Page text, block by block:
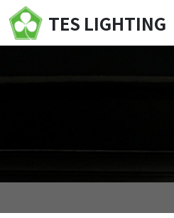
TES LIGHTING